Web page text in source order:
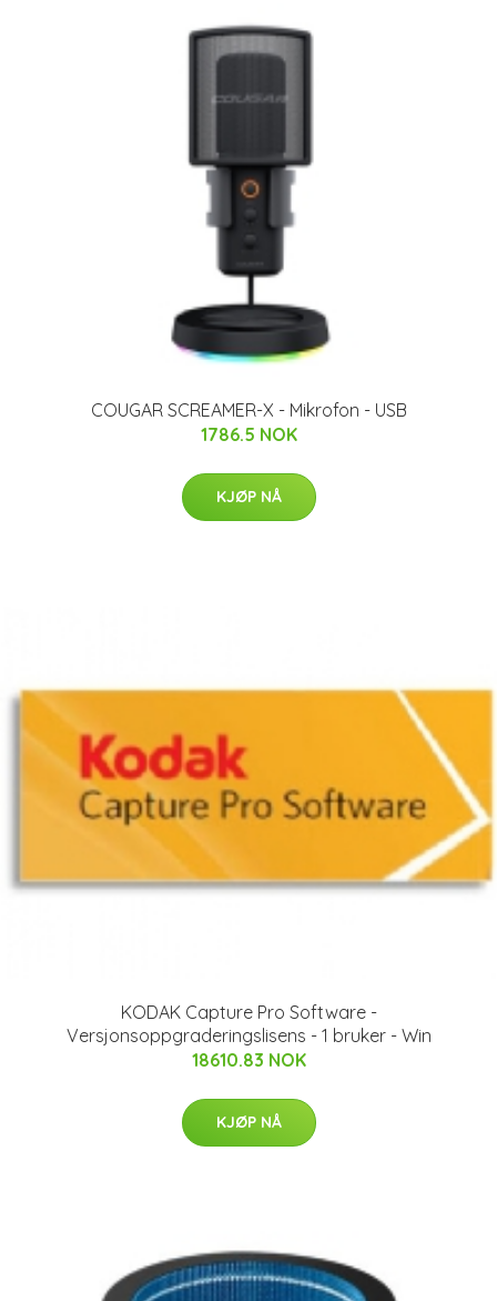
COUGAR SCREAMER-X - Mikrofon - USB
1786.5 NOK
KJØP NÅ
KODAK Capture Pro Software -
Versjonsoppgraderingslisens - 1 bruker - Win
18610.83 NOK
KJØP NÅ